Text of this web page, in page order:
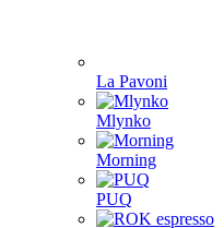
La Pavoni
Mlynko
Morning
PUQ